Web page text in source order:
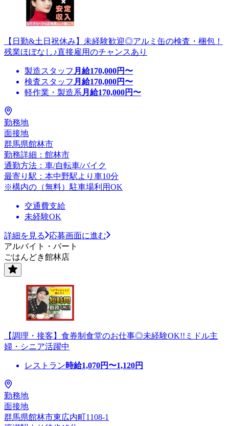
【日勤&土日祝休み】未経験歓迎◎アルミ缶の検査・梱包！
残業ほぼなし♪直接雇用のチャンスあり
製造スタッフ 月給170,000円〜
検査スタッフ 月給170,000円〜
軽作業・製造系 月給170,000円〜
勤務地
面接地
群馬県館林市
勤務詳細：館林市
通勤方法：車/自転車/バイク
最寄り駅：本中野駅より車10分
※構内の（無料）駐車場利用OK
交通費支給
未経験OK
詳細を見る
応募画面に進む
アルバイト・パート
ごはんどき館林店
【調理・接客】食券制食堂のお仕事◎未経験OK!!ミドル主
婦・シニア活躍中
レストラン時給1,070円〜1,120円
勤務地
面接地
群馬県館林市東広内町1108-1